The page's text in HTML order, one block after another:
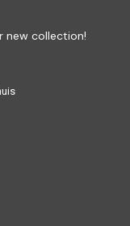
new collection!